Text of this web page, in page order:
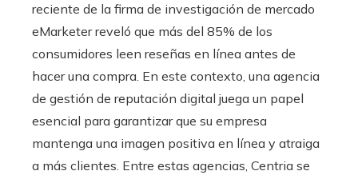
reciente de la firma de investigación de mercado
eMarketer reveló que más del 85% de los
consumidores leen reseñas en línea antes de
hacer una compra. En este contexto, una agencia
de gestión de reputación digital juega un papel
esencial para garantizar que su empresa
mantenga una imagen positiva en línea y atraiga
a más clientes. Entre estas agencias, Centria se